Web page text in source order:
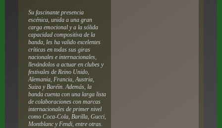
Su fascinante presencia
escénica, unida a una gran
carga emocional y a la sólida
capacidad compositiva de la
banda, les ha valido excelentes
críticas en todas sus giras
nacionales e internacionales,
llevándolos a actuar en clubes y
festivales de Reino Unido,
Alemania, Francia, Austria,
Suiza y Baréin. Además, la
banda cuenta con una larga lista
de colaboraciones con marcas
internacionales de primer nivel
como Coca-Cola, Barilla, Gucci,
Montblanc y Fendi, entre otras.